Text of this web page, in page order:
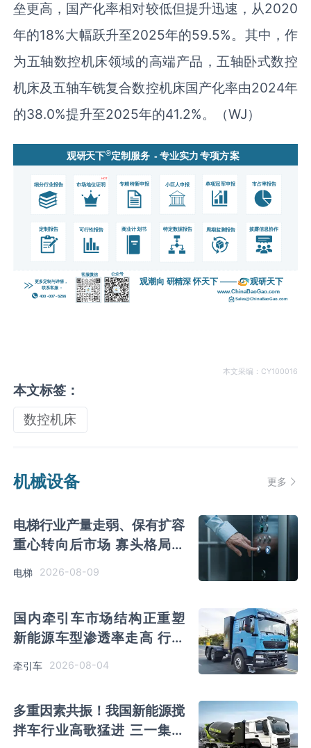
垒更高，国产化率相对较低但提升迅速，从2020
年的18%大幅跃升至2025年的59.5%。其中，作
为五轴数控机床领域的高端产品，五轴卧式数控
机床及五轴车铣复合数控机床国产化率由2024年
的38.0%提升至2025年的41.2%。（WJ）
本文采编：CY100016
本文标签：
数控机床
机械设备 更多
电梯行业产量走弱、保有扩容
重心转向后市场 寡头格局下
出海有望持续贡献新增量
电梯 2026-08-09
国内牵引车市场结构正重塑
新能源车型渗透率走高 行业
牵引车 2026-08-04
多重因素共振！我国新能源搅
拌车行业高歌猛进 三一集团